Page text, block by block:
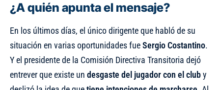
¿A quién apunta el mensaje?
En los últimos días, el único dirigente que habló de su
situación en varias oportunidades fueSergio Costantino.
Y el presidente de la Comisión Directiva Transitoria dejó
entrever que existe un desgaste del jugador con el cluby